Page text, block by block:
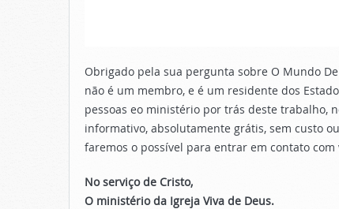
Obrigado pela sua pergunta sobre O Mundo
não é um membro, e é um residente dos
pessoas eo ministério por trás deste trabalho,
informativo, absolutamente grátis, sem custo
faremos o possível para entrar em contato
No serviço de Cristo,
O ministério da Igreja Viva de Deus.